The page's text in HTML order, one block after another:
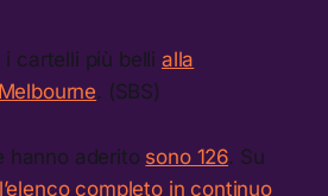
cartelli più belli alla
. (SBS)
hanno aderito sono 126. Su
l’elenco completo in continuo